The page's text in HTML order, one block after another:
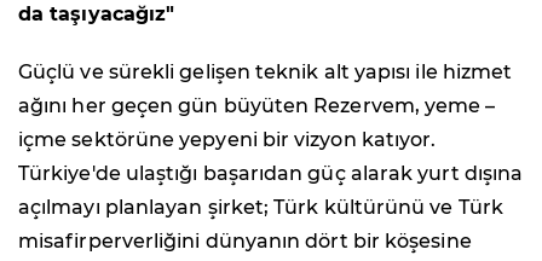
da taşıyacağız"
Güçlü ve sürekli gelişen teknik alt yapısı ile hizmet
ağını her geçen gün büyüten Rezervem, yeme –
içme sektörüne yepyeni bir vizyon katıyor.
Türkiye'de ulaştığı başarıdan güç alarak yurt dışına
açılmayı planlayan şirket; Türk kültürünü ve Türk
misafirperverliğini dünyanın dört bir köşesine